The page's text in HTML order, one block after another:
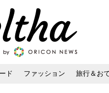
ド ファッション 旅行＆お